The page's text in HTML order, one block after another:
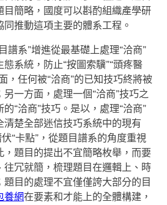
目簡略，國度可以斟酌組織產學研
推動這項主要的體系工程。
譜系”增進從最基礎上處理“洽商”
系統，防止“按圖索驥”“頭疼醫
，任何被“洽商”的已知技巧終將被
一方面，處理一個“洽商”技巧之
“洽商”技巧。是以，處理“洽商”
清楚全部迷信技巧系統中的現有
“卡點”，從題目譜系的角度重視
，題目的提出不宜簡略枚舉，而要
往冗就簡，梳理題目在邏輯上、時
目的處理不宜僅僅誇大部分的目
養網在要素和才能上的全體構建，